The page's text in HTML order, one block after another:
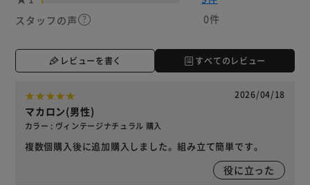
スタッフの声
0件
レビューを書く すべてのレビュー
2026/04/18
マカロン(男性)
カラー : ヴィンテージナチュラル 購入
複数個購入後に追加購入しました。組み立て簡単です。
役に立った